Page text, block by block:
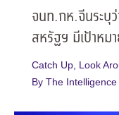
จนท.กห.จีนระบุ
สหรัฐฯ มีเป้าหม
Catch Up Look
By The Intelligence